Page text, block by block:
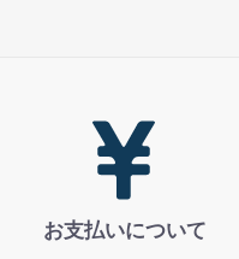
お支払いについて